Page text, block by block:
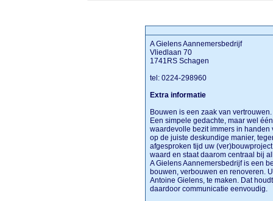
A Gielens Aannemersbedrijf
Vliedlaan 70
1741RS Schagen
tel: 0224-298960
Extra informatie
Bouwen is een zaak van
Een simpele gedachte, maar wel
waardevolle bezit immers in
op de juiste deskundige manier,
afgesproken tijd uw
waard en staat daarom centraal bij
A Gielens Aannemersbedrijf is een
bouwen, verbouwen en renoveren.
Antoine Gielens, te maken. Dat
daardoor communicatie eenvoudig.